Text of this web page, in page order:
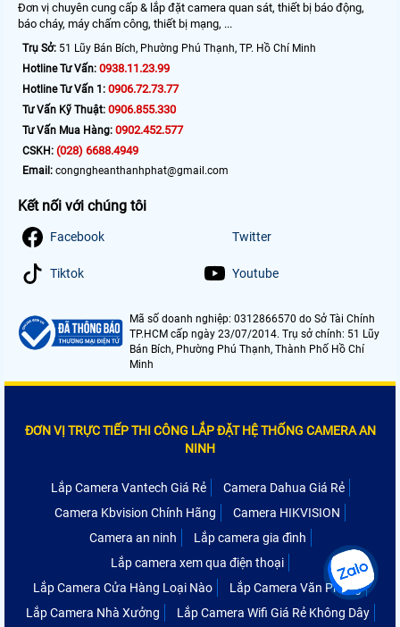
Đơn vị chuyên cung cấp & lắp đặt camera quan sát, thiết bị báo động,
báo cháy, máy chấm công, thiết bị mạng, ...
Trụ Sở: 51 Lũy Bán Bích, Phường Phú Thạnh, TP. Hồ Chí Minh
Hotline Tư Vấn: 0938.11.23.99
Hotline Tư Vấn 1: 0906.72.73.77
Tư Vấn Kỹ Thuật: 0906.855.330
Tư Vấn Mua Hàng: 0902.452.577
CSKH: (028) 6688.4949
Email: congngheanthanhphat@gmail.com
Kết nối với chúng tôi
Facebook Twitter
Tiktok Youtube
Mã số doanh nghiệp: 0312866570 do Sở Tài Chính
TP.HCM cấp ngày 23/07/2014. Trụ sở chính: 51 Lũy
Bán Bích, Phường Phú Thạnh, Thành Phố Hồ Chí
Minh
ĐƠN VỊ TRỰC TIẾP THI CÔNG LẮP ĐẶT HỆ THỐNG CAMERA AN
NINH
Lắp Camera Vantech Giá Rẻ
Camera Dahua Giá Rẻ
Camera Kbvision Chính Hãng
Camera HIKVISION
Camera an ninh
Lắp camera gia đình
Lắp camera xem qua điện thoại
Lắp Camera Cửa Hàng Loại Nào
Lắp Camera Văn Phòng
Lắp Camera Nhà Xưởng
Lắp Camera Wifi Giá Rẻ Không Dây